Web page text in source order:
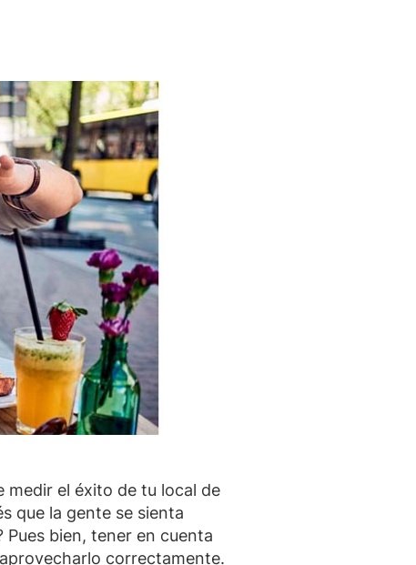
medir el éxito de tu local de
que la gente se sienta
bien, tener en cuenta
correctamente.